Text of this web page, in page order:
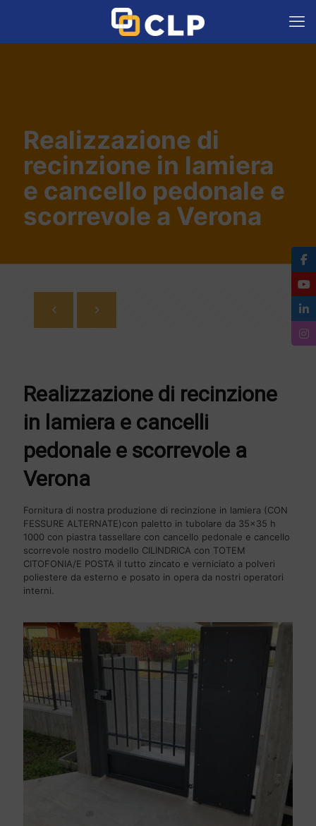
Realizzazione di
recinzione in lamiera
e cancello pedonale e
scorrevole a Verona
Realizzazione di recinzione
in lamiera e cancelli
pedonale e scorrevole a
Verona
Fornitura di nostra produzione di recinzione in lamiera (CON
FESSURE ALTERNATE)con paletto in tubolare da 35x35 h
1000 con piastra tassellare con cancello pedonale e cancello
scorrevole nostro modello CILINDRICA con TOTEM
CITOFONIA/E POSTA il tutto zincato e verniciato a polveri
poliestere da esterno e posato in opera da nostri operatori
interni.